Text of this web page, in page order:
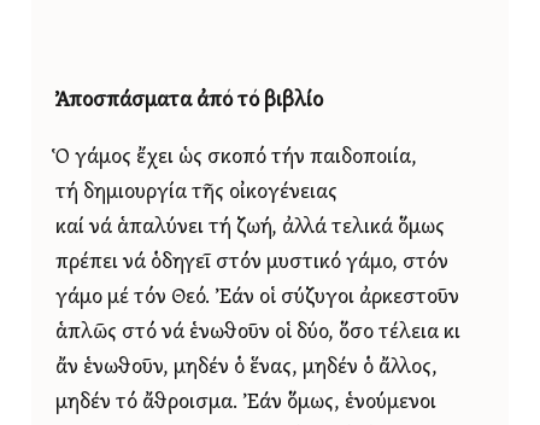
Ἀποσπάσματα ἀπό τό βιβλίο
Ὁ γάμος ἔχει ὡς σκοπό τήν παιδοποιία,
τή δημιουργία τῆς οἰκογένειας
καί νά ἁπαλύνει τή ζωή, ἀλλά τελικά ὅμως
πρέπει νά ὁδηγεῖ στόν μυστικό γάμο, στόν
γάμο μέ τόν Θεό. Ἐάν οἱ σύζυγοι ἀρκεστοῦν
ἁπλῶς στό νά ἑνωθοῦν οἱ δύο, ὅσο τέλεια κι
ἄν ἑνωθοῦν, μηδέν ὁ ἕνας, μηδέν ὁ ἄλλος,
μηδέν τό ἄθροισμα. Ἐάν ὅμως, ἑνούμενοι